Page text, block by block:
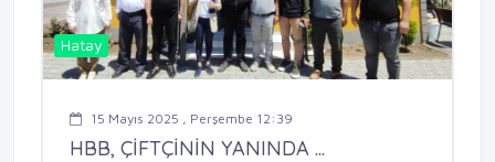
Hatay
15 Mayıs 2025 , Perşembe 12:39
HBB, ÇİFTÇİNİN YANINDA ...